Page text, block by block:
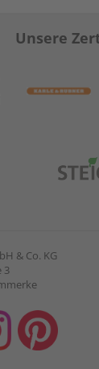
Unsere
& Co. KG
3